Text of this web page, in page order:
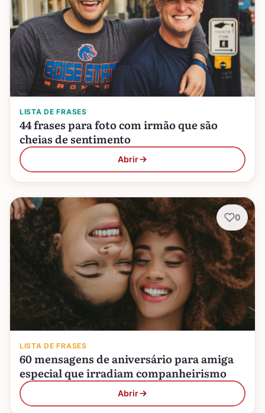
LISTA DE FRASES
44 frases para foto com irmão que são
cheias de sentimento
Abrir
LISTA DE FRASES
60 mensagens de aniversário para amiga
especial que irradiam companheirismo
Abrir
0